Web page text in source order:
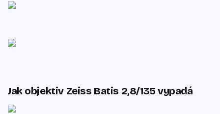
Jak objektiv Zeiss Batis 2,8/135 vypadá